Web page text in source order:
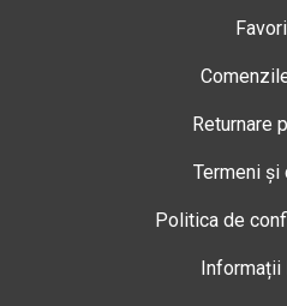
Returnare
Termeni și
Politica de
Informații